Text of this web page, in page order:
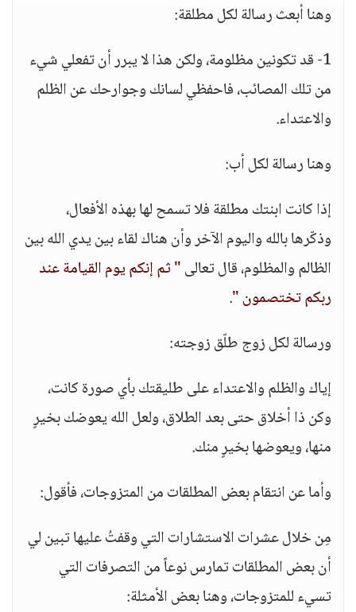
وهنا أبعث رسالة لكل مطلقة:
1- قد تكونين مظلومة، ولكن هذا لا يبرر أن تفعلي شيء
من تلك المصائب، فاحفظي لسانك وجوارحك عن الظلم
والاعتداء.
وهنا رسالة لكل أب:
إذا كانت ابنتك مطلقة فلا تسمح لها بهذه الأفعال،
وذكّرها بالله واليوم الآخر وأن هناك لقاء بين يدي الله بين
الظالم والمظلوم، قال تعالى" ثم إنكم يوم القيامة عند
ربكم تختصمون ".
ورسالة لكل زوج طلّق زوجته:
إياك والظلم والاعتداء على طليقتك بأي صورة كانت،
وكن ذا أخلاق حتى بعد الطلاق، ولعل الله يعوضك بخيرٍ
منها، ويعوضها بخيرٍ منك.
وأما عن انتقام بعض المطلقات من المتزوجات، فأقول:
مِن خلال عشرات الاستشارات التي وقفتُ عليها تبين لي
أن بعض المطلقات تمارس نوعاً من التصرفات التي
تسيء للمتزوجات، وهنا بعض الأمثلة: